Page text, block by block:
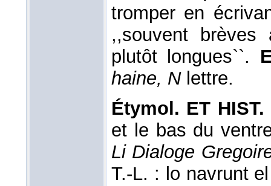
tromper en
,,souvent brèves
plutôt longues``.
haine, Nlettre.
Étymol. ET HIST.
et le bas du
Li Dialoge
T.-L. : lo navrunt